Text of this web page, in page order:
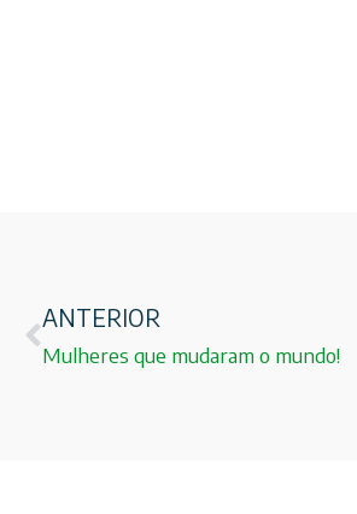
ANTERIOR
Mulheres que mudaram o mundo!